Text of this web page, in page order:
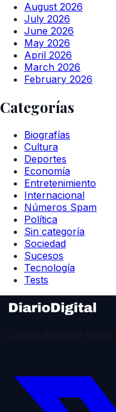
August 2026
July 2026
June 2026
May 2026
April 2026
March 2026
February 2026
Categorías
Biografías
Cultura
Deportes
Economía
Entretenimiento
Internacional
Números Spam
Política
Sin categoría
Sociedad
Sucesos
Tecnología
Tests